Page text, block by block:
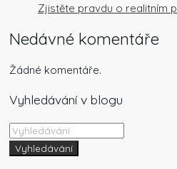
Zjistěte pravdu o realitním
Nedávné komentáře
Žádné komentáře.
Vyhledávání v blogu
Vyhledávání